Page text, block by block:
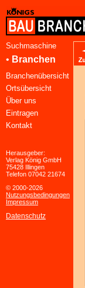
Suchmaschine
• Branchen
Branchenübersicht
Ortsübersicht
Über uns
Eintragen
Kontakt
Herausgeber:
Verlag König GmbH
75428 Illingen
Telefon 07042 21674
© 2000-2026
Nutzungsbedingungen
Impressum
Datenschutz